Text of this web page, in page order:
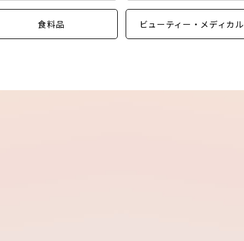
食料品 ビューティー・メディカル